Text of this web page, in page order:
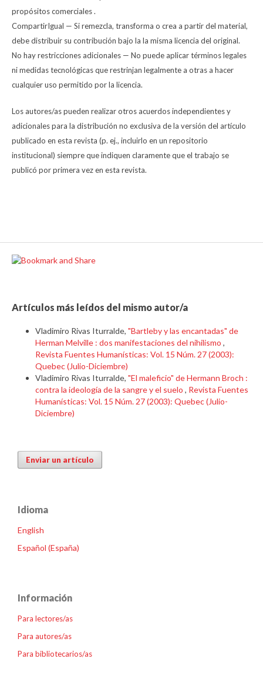
propósitos comerciales .
CompartirIgual — Si remezcla, transforma o crea a partir del material,
debe distribuir su contribución bajo la la misma licencia del original.
No hay restricciones adicionales — No puede aplicar términos legales
ni medidas tecnológicas que restrinjan legalmente a otras a hacer
cualquier uso permitido por la licencia.
Los autores/as pueden realizar otros acuerdos independientes y
adicionales para la distribución no exclusiva de la versión del artículo
publicado en esta revista (p. ej., incluirlo en un repositorio
institucional) siempre que indiquen claramente que el trabajo se
publicó por primera vez en esta revista.
Artículos más leídos del mismo autor/a
Vladimiro Rivas Iturralde, "Bartleby y las encantadas" de
Herman Melville : dos manifestaciones del nihilismo ,
Revista Fuentes Humanísticas: Vol. 15 Núm. 27 (2003):
Quebec (Julio-Diciembre)
Vladimiro Rivas Iturralde, "El maleficio" de Hermann Broch :
contra la ideología de la sangre y el suelo , Revista Fuentes
Humanísticas: Vol. 15 Núm. 27 (2003): Quebec (Julio-
Diciembre)
Enviar un artículo
Idioma
English
Español (España)
Información
Para lectores/as
Para autores/as
Para bibliotecarios/as